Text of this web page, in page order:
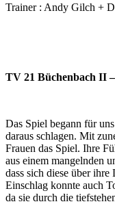
Trainer : Andy Gilch +
TV 21 Büchenbach II
Das Spiel begann für
daraus schlagen. Mit
Frauen das Spiel. Ihre
aus einem mangelnden
dass sich diese über
Einschlag konnte auch
da sie durch die